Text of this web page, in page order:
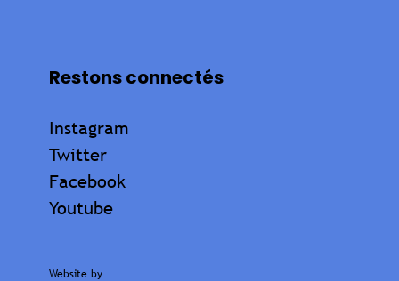
Restons connectés
Instagram
Twitter
Facebook
Youtube
Website by